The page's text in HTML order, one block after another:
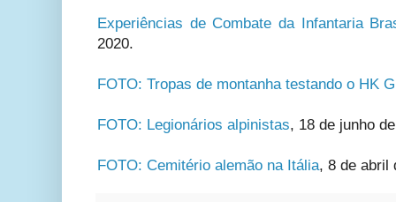
Experiências de Combate da Infantaria
2020.
FOTO: Tropas de montanha testando o HK
FOTO: Legionários alpinistas, 18 de junho
FOTO: Cemitério alemão na Itália, 8 de abril